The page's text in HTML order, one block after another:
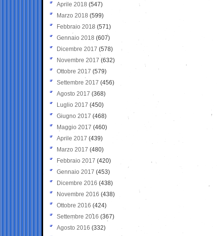
Aprile 2018 (547)
Marzo 2018 (599)
Febbraio 2018 (571)
Gennaio 2018 (607)
Dicembre 2017 (578)
Novembre 2017 (632)
Ottobre 2017 (579)
Settembre 2017 (456)
Agosto 2017 (368)
Luglio 2017 (450)
Giugno 2017 (468)
Maggio 2017 (460)
Aprile 2017 (439)
Marzo 2017 (480)
Febbraio 2017 (420)
Gennaio 2017 (453)
Dicembre 2016 (438)
Novembre 2016 (438)
Ottobre 2016 (424)
Settembre 2016 (367)
Agosto 2016 (332)